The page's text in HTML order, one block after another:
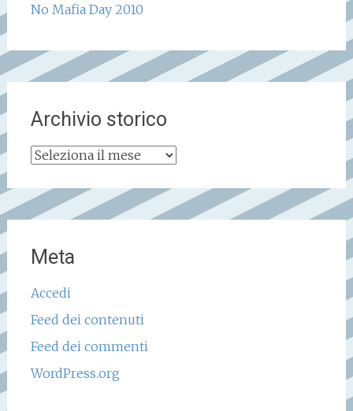
No Mafia Day 2010
Archivio storico
Archivio
Meta
Accedi
Feed dei contenuti
Feed dei commenti
WordPress.org